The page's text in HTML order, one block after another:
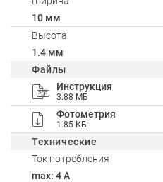
10 мм
Высота
1.4 мм
Файлы
Инструкция
3.88 МБ
Фотометрия
1.85 КБ
Технические
Ток потребления
max: 4 A